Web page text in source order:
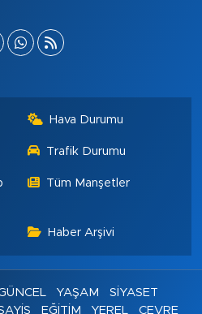
Hava Durumu
Trafik Durumu
Tüm Manşetler
Haber Arşivi
YAŞAM
SİYASET
EĞİTİM YEREL ÇEVRE